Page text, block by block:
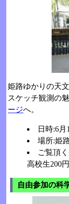
姫路ゆかりの天
スケッチ観測の
ージへ。
日時:6
場所:姫
ご覧頂
高校生200
自由参加の科